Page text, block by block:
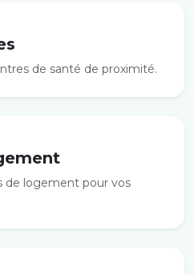
de santé de proximité.
de logement pour vos